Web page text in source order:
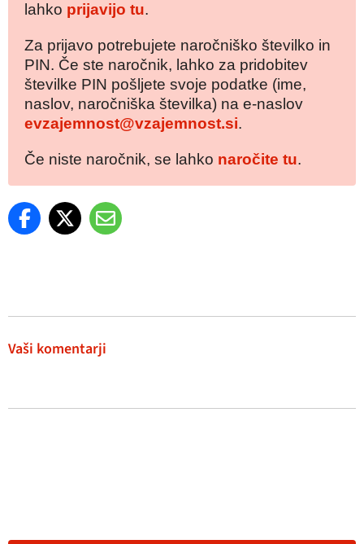
lahko prijavijo tu.
Za prijavo potrebujete naročniško številko in
PIN. Če ste naročnik, lahko za pridobitev
številke PIN pošljete svoje podatke (ime,
naslov, naročniška številka) na e-naslov
evzajemnost@vzajemnost.si.
Če niste naročnik, se lahko naročite tu.
Vaši komentarji